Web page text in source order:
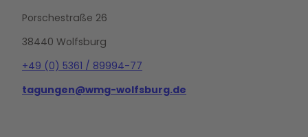
Porschestraße 26
38440 Wolfsburg
+49 (0) 5361 / 89994-77
tagungen@wmg-wolfsburg.de